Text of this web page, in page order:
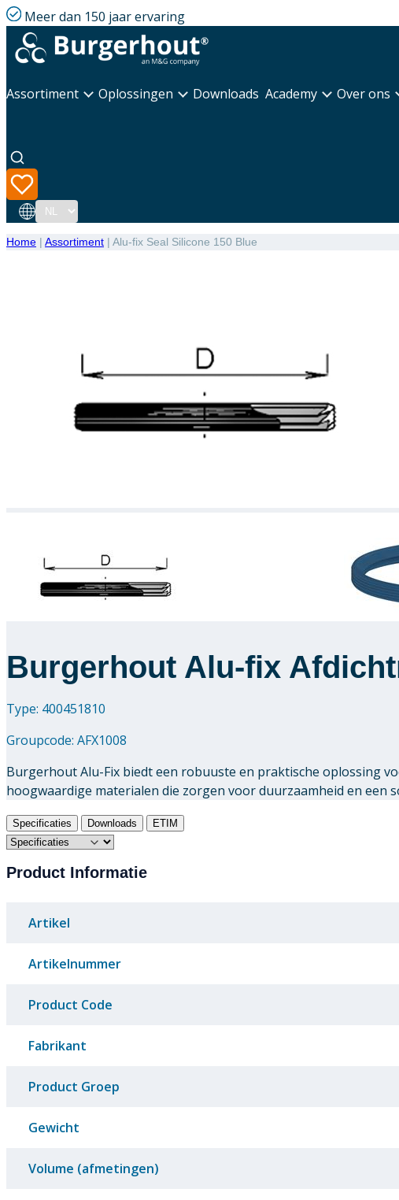
Meer dan 150 jaar ervaring
Assortiment Oplossingen Downloads Academy Over ons
Taal
Home | Assortiment | Alu-fix Seal Silicone 150 Blue
Burgerhout Alu-fix
Type: 400451810
Groupcode: AFX1008
Burgerhout Alu-Fix biedt een robuuste en praktische oplossing
hoogwaardige materialen die zorgen voor duurzaamheid en een
Specificaties Downloads ETIM
Product Informatie
Artikel
Artikelnummer
Product Code
Fabrikant
Product Groep
Gewicht
Volume (afmetingen)